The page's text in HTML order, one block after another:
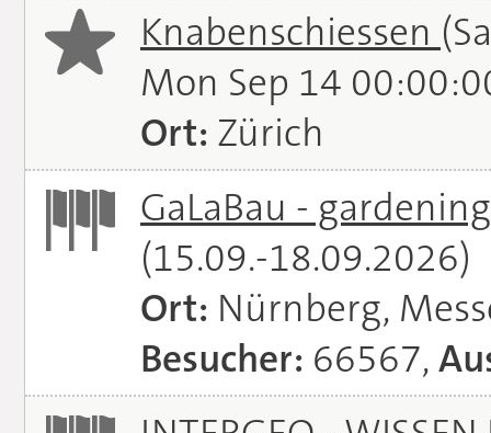
Knabenschiessen
Mon Sep 14
Ort: Zürich
GaLaBau -
(15.09.-18.09.2026)
Ort: Nürnberg,
Besucher: 66567,